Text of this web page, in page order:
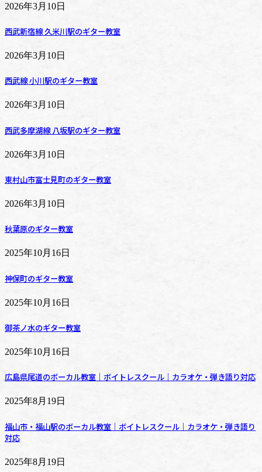
2026年3月10日
西武新宿線 久米川駅のギター教室
2026年3月10日
西武線 小川駅のギター教室
2026年3月10日
西武多摩湖線 八坂駅のギター教室
2026年3月10日
東村山市富士見町のギター教室
2026年3月10日
秋葉原のギター教室
2025年10月16日
神保町のギター教室
2025年10月16日
御茶ノ水のギター教室
2025年10月16日
広島県尾道のボーカル教室｜ボイトレスクール｜カラオケ・弾き語り対応
2025年8月19日
福山市・福山駅のボーカル教室｜ボイトレスクール｜カラオケ・弾き語り
対応
2025年8月19日